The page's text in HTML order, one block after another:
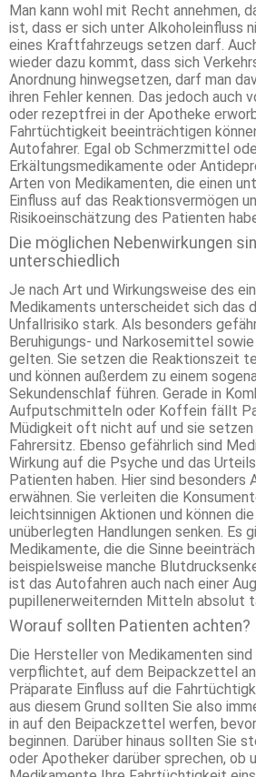
Man kann wohl mit Recht annehmen,
ist, dass er sich unter Alkoholeinfluss
eines Kraftfahrzeugs setzen darf.
wieder dazu kommt, dass sich
Anordnung hinwegsetzen, darf man
ihren Fehler kennen. Das jedoch auch
oder rezeptfrei in der Apotheke
Fahrtüchtigkeit beeinträchtigen
Autofahrer. Egal ob Schmerzmittel
Erkältungsmedikamente oder
Arten von Medikamenten, die einen
Einfluss auf das Reaktionsvermögen
Risikoeinschätzung des Patienten
Die möglichen Nebenwirkungen
unterschiedlich
Je nach Art und Wirkungsweise des
Medikaments unterscheidet sich das
Unfallrisiko stark. Als besonders
Beruhigungs- und Narkosemittel
gelten. Sie setzen die Reaktionszeit
und können außerdem zu einem
Sekundenschlaf führen. Gerade in
Aufputschmitteln oder Koffein fällt
Müdigkeit oft nicht auf und sie setzen
Fahrersitz. Ebenso gefährlich sind
Wirkung auf die Psyche und das
Patienten haben. Hier sind besonders
erwähnen. Sie verleiten die
leichtsinnigen Aktionen und können
unüberlegten Handlungen senken. Es
Medikamente, die die Sinne
beispielsweise manche
ist das Autofahren auch nach einer
pupillenerweiternden Mitteln absolut
Worauf sollten Patienten achten?
Die Hersteller von Medikamenten
verpflichtet, auf dem Beipackzettel
Präparate Einfluss auf die
aus diesem Grund sollten Sie also
in auf den Beipackzettel werfen,
beginnen. Darüber hinaus sollten Sie
oder Apotheker darüber sprechen, ob